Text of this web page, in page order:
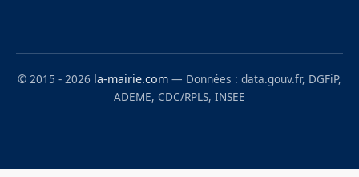
© 2015 - 2026 la-mairie.com — Données : data.gouv.fr, DGFiP,
ADEME, CDC/RPLS, INSEE